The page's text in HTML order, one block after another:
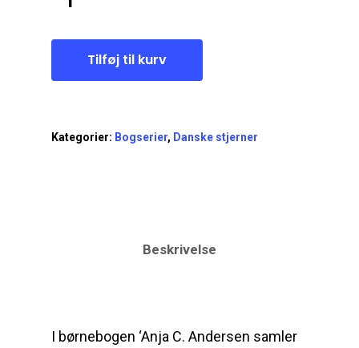
Tilføj til kurv
Kategorier: Bogserier, Danske stjerner
Beskrivelse
I børnebogen ‘Anja C. Andersen samler